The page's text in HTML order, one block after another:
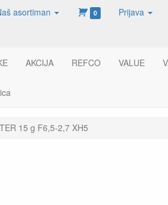
asortiman 0 Prijava
AKCIJA REFCO VALUE
15 g F6,5-2,7 XH5